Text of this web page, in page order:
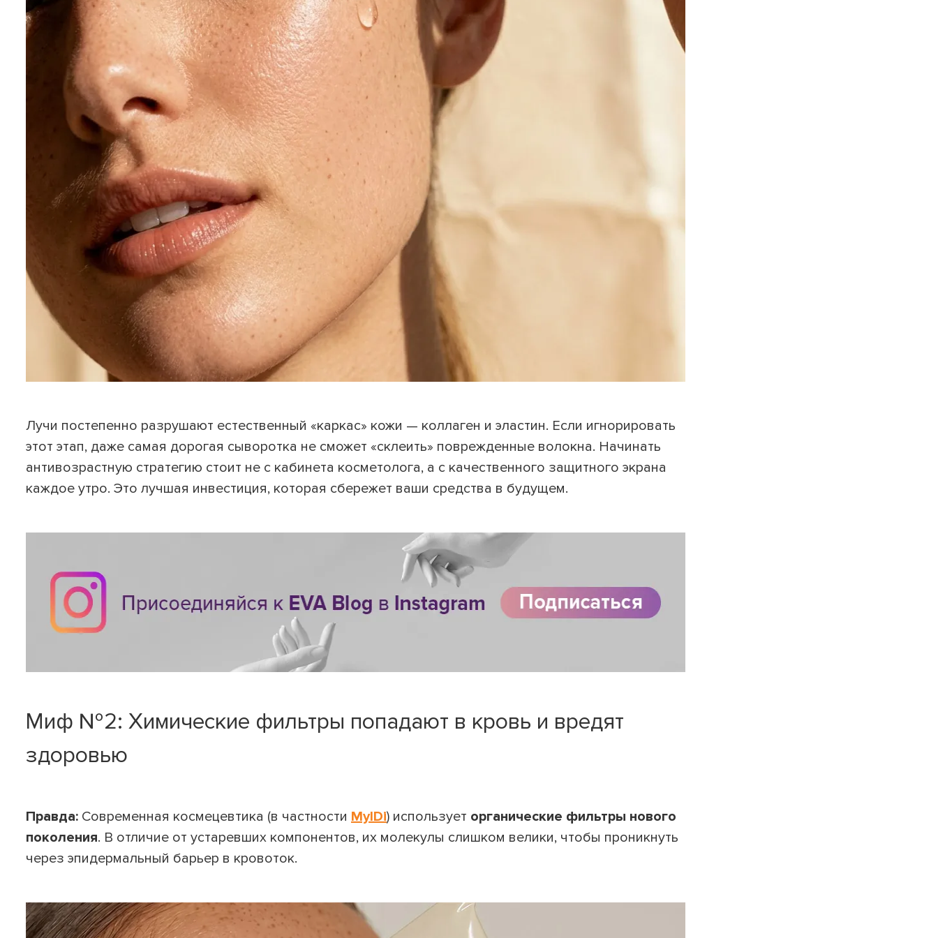
Лучи постепенно разрушают естественный «каркас» кожи — коллаген и эластин. Если игнорировать
этот этап, даже самая дорогая сыворотка не сможет «склеить» поврежденные волокна. Начинать
антивозрастную стратегию стоит не с кабинета косметолога, а с качественного защитного экрана
каждое утро. Это лучшая инвестиция, которая сбережет ваши средства в будущем.
Миф №2: Химические фильтры попадают в кровь и вредят
здоровью
Правда: Современная космецевтика (в частности MyIDi) использует органические фильтры нового
поколения. В отличие от устаревших компонентов, их молекулы слишком велики, чтобы проникнуть
через эпидермальный барьер в кровоток.
ВЕРНУТЬСЯ К БЛОГУ